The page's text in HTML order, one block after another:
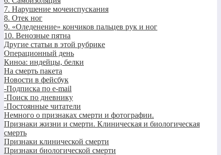
7. Нарушение мочеиспускания
8. Отек ног
9. «Оледенение» кончиков пальцев рук и ног
10. Венозные пятна
Другие статьи в этой рубрике
Операционный день
Киноа: индейцы, белки
На смерть пакета
Новости в фейсбук
-Подписка по e-mail
-Поиск по дневнику
-Постоянные читатели
Немного о признаках смерти и фотографии.
Признаки жизни и смерти. Клиническая и биологическая
смерть
Признаки клинической смерти
Признаки биологической смерти